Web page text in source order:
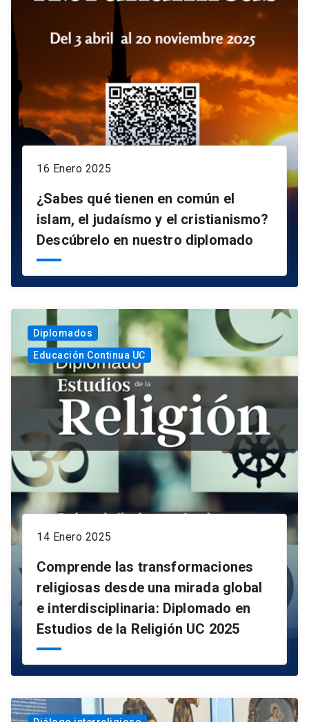
16 Enero 2025
¿Sabes qué tienen en común el
islam, el judaísmo y el cristianismo?
Descúbrelo en nuestro diplomado
Diplomados
Educación Continua UC
14 Enero 2025
Comprende las transformaciones
religiosas desde una mirada global
e interdisciplinaria: Diplomado en
Estudios de la Religión UC 2025